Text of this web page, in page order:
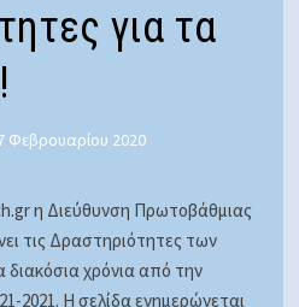
για τα
Φεβρουαρίου 2020
η Διεύθυνση Πρωτοβάθμιας
τις Δραστηριότητες των
χρόνια από την
2021. Η σελίδα ενημερώνεται